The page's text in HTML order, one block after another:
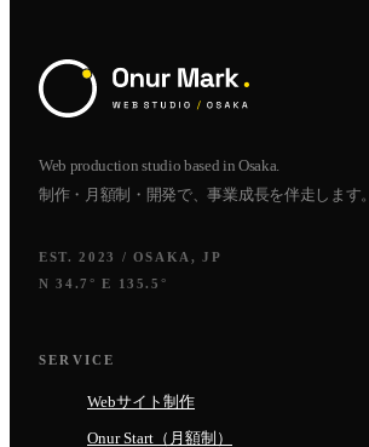
Web production studio based in Osaka.
制作・月額制・開発で、事業成長を伴走します。
EST. 2023 / OSAKA, JP
N 34.7° E 135.5°
SERVICE
Webサイト制作
Onur Start（月額制）